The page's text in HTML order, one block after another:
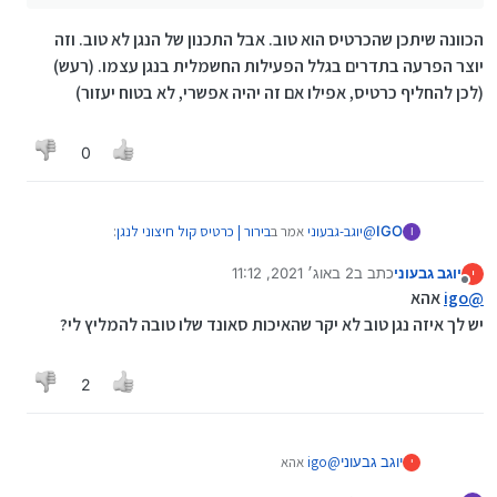
הכוונה שיתכן שהכרטיס הוא טוב. אבל התכנון של הנגן לא טוב. וזה
יוצר הפרעה בתדרים בגלל הפעילות החשמלית בנגן עצמו. (רעש)
(לכן להחליף כרטיס, אפילו אם זה יהיה אפשרי, לא בטוח יעזור)
0
I
IGO
@יוגב-גבעוניאמר בבירור | כרטיס קול חיצוני לנגן:
בירור | כרטיס קול חיצוני לנגן:
ומה הכוונה לוח מרכזי
י
מנותק
יוגב גבעוניכתב ב2 באוג׳ 2021, 11:12
נערך לאחרונה על ידי
@
igoאהא
יש לך איזה נגן טוב לא יקר שהאיכות סאונד שלו טובה להמליץ לי?
2
י יוגב גבעוני@
igo אהא